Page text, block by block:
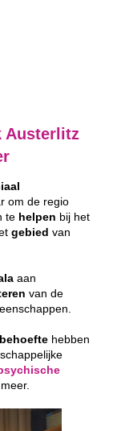
Austerlitz
om de regio
te helpen bij het
gebied van
aan
van de
behoefte hebben